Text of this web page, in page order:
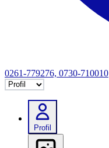
0261-779276, 0730-710010
Selectează tab
Profil